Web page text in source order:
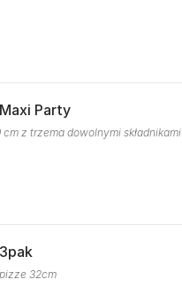
Party
z trzema dowolnymi składnikami
32cm